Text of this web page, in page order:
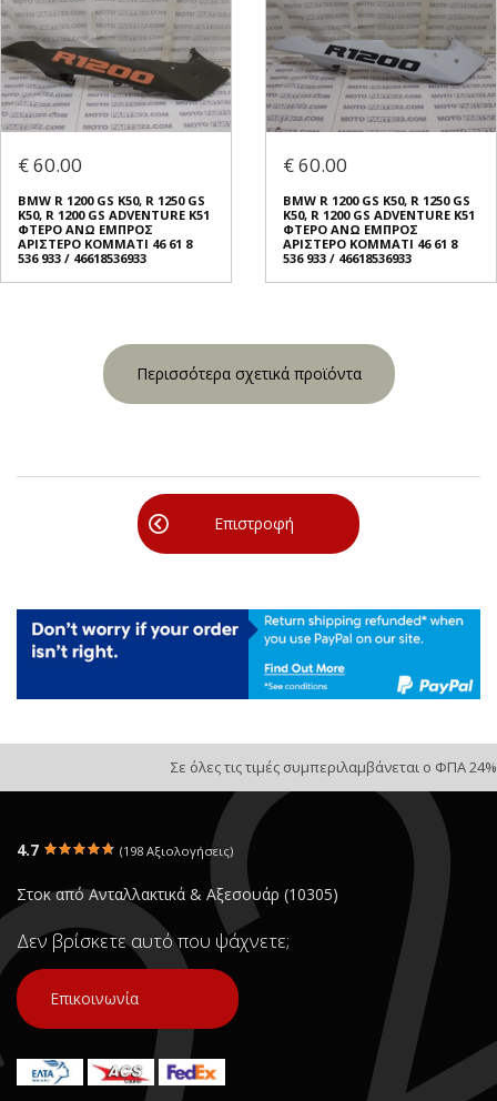
€ 60.00
BMW R 1200 GS K50, R 1250 GS
K50, R 1200 GS ADVENTURE K51
ΦΤΕΡO ΑΝΩ ΕΜΠΡΟΣ
ΑΡΙΣΤΕΡΟ ΚΟΜΜΑΤΙ 46 61 8
536 933 / 46618536933
€ 60.00
BMW R 1200 GS K50, R 1250 GS
K50, R 1200 GS ADVENTURE K51
ΦΤΕΡO ΑΝΩ ΕΜΠΡΟΣ
ΑΡΙΣΤΕΡΟ ΚΟΜΜΑΤΙ 46 61 8
536 933 / 46618536933
Περισσότερα σχετικά προϊόντα
Επιστροφή
Σε όλες τις τιμές συμπεριλαμβάνεται ο ΦΠΑ 24%
4.7 (198 Αξιολογήσεις)
Στοκ από Ανταλλακτικά & Αξεσουάρ (10305)
Δεν βρίσκετε αυτό που ψάχνετε;
Επικοινωνία